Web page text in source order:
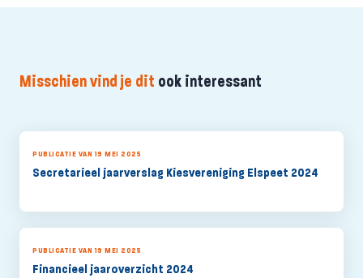
Misschien vind je dit ook interessant
PUBLICATIE VAN 19 MEI 2025
Secretarieel jaarverslag Kiesvereniging Elspeet 2024
PUBLICATIE VAN 19 MEI 2025
Financieel jaaroverzicht 2024